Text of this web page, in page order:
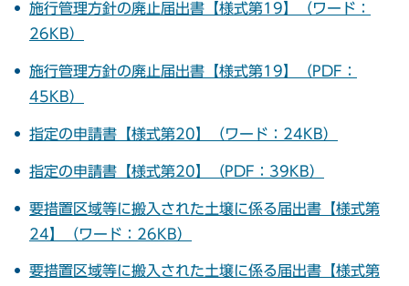
施行管理方針の廃止届出書【様式第19】（ワード：
26KB）
施行管理方針の廃止届出書【様式第19】（PDF：
45KB）
指定の申請書【様式第20】（ワード：24KB）
指定の申請書【様式第20】（PDF：39KB）
要措置区域等に搬入された土壌に係る届出書【様式第
24】（ワード：26KB）
要措置区域等に搬入された土壌に係る届出書【様式第